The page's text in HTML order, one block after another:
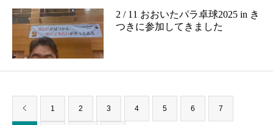
2 / 11 おおいたパラ卓球2025 in き
つきに参加してきました
1 2 3 4 5 6 7